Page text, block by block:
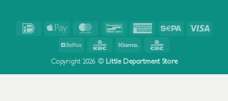
IDeal
Apple
MasterCardBancontact American Sepa
Belfius KBC Klarna
Copyright 2026 © Little Department Store